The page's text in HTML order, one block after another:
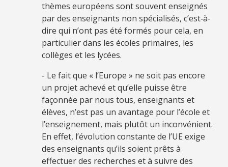
thèmes européens sont souvent enseignés
par des enseignants non spécialisés, c’est‑à-
dire qui n’ont pas été formés pour cela, en
particulier dans les écoles primaires, les
collèges et les lycées.
- Le fait que « l’Europe » ne soit pas encore
un projet achevé et qu’elle puisse être
façonnée par nous tous, enseignants et
élèves, n’est pas un avantage pour l’école et
l’enseignement, mais plutôt un inconvénient.
En effet, l’évolution constante de l’UE exige
des enseignants qu’ils soient prêts à
effectuer des recherches et à suivre des